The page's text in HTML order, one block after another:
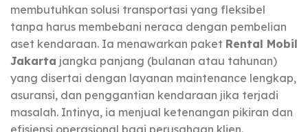
membutuhkan solusi transportasi yang fleksibel
tanpa harus membebani neraca dengan pembelian
aset kendaraan. Ia menawarkan paket Rental Mobil
Jakarta jangka panjang (bulanan atau tahunan)
yang disertai dengan layanan maintenance lengkap,
asuransi, dan penggantian kendaraan jika terjadi
masalah. Intinya, ia menjual ketenangan pikiran dan
efisiensi operasional bagi perusahaan klien.